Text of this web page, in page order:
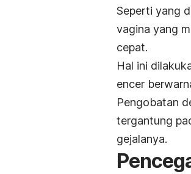
Seperti yang
vagina yang
cepat.
Hal ini
encer
Pengobatan
tergantung
gejalanya.